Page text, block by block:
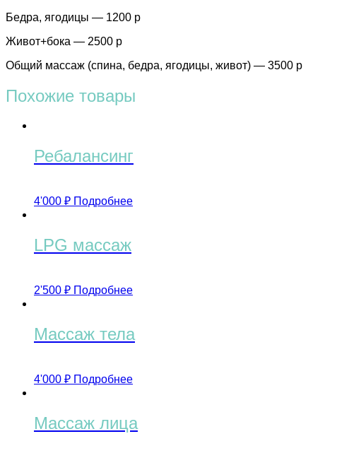
Бедра, ягодицы — 1200 р
Живот+бока — 2500 р
Общий массаж (спина, бедра, ягодицы, живот) — 3500 р
Похожие товары
Ребалансинг
4'000 ₽ Подробнее
LPG массаж
2'500 ₽ Подробнее
Массаж тела
4'000 ₽ Подробнее
Массаж лица